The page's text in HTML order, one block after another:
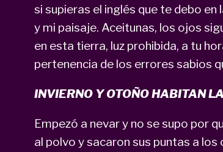
si supieras el inglés que te debo
y mi paisaje. Aceitunas, los ojos
en esta tierra, luz prohibida, a tu
pertenencia de los errores sabios
INVIERNO Y OTOÑO HABITAN
Empezó a nevar y no se supo por
al polvo y sacaron sus puntas a los